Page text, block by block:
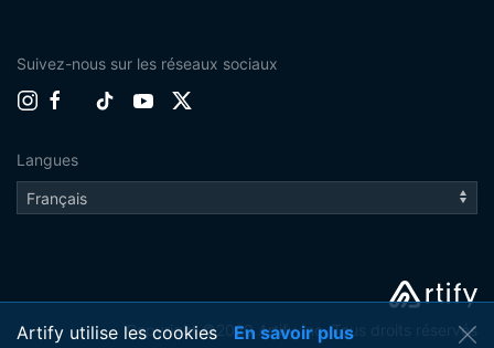
Suivez-nous sur les réseaux sociaux
Langues
Copyright ©2020 Artify Inc. Tous droits réservés
Artify utilise les cookies En savoir plus